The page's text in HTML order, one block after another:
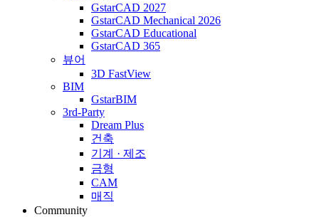
GstarCAD 2027
GstarCAD Mechanical 2026
GstarCAD Educational
GstarCAD 365
뷰어
3D FastView
BIM
GstarBIM
3rd-Party
Dream Plus
건축
기계 · 제조
금형
CAM
매직
Community